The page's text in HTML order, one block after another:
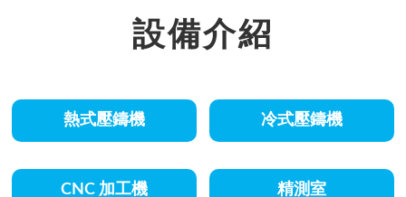
設備介紹
熱式壓鑄機 冷式壓鑄機
CNC 加工機 精測室